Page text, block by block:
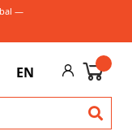
—
EN